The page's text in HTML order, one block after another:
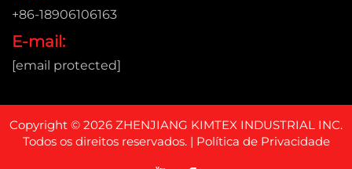
+86-18906106163
E-mail:
[email protected]
Copyright © 2026 ZHENJIANG KIMTEX INDUSTRIAL INC.
Todos os direitos reservados. | Política de Privacidade